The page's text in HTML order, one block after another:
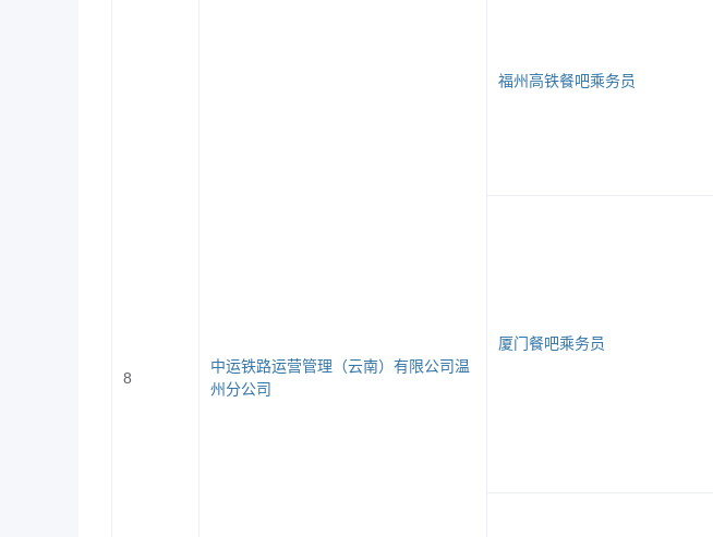
附件：浙江经贸职业技术学院2026
8
中运铁路运营管理（云南）有限公司温
州分公司
福州高铁餐吧乘务员
厦门餐吧乘务员